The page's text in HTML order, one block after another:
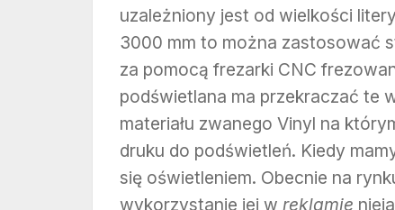
uzależniony jest od wielkości
3000 mm to można zastosować
za pomocą frezarki CNC
podświetlana ma przekraczać te
materiału zwanego Vinyl na
druku do podświetleń. Kiedy
się oświetleniem. Obecnie na
wykorzystanie jej w reklamie